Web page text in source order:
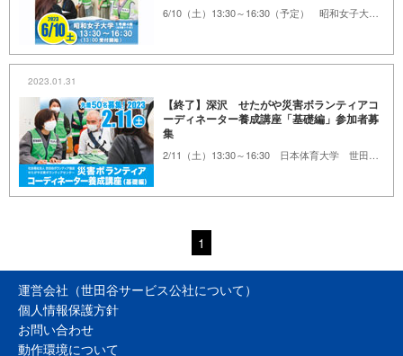
2023.01.31
【終了】深沢 せたがや災害ボランティアコ
ーディネーター養成講座「基礎編」参加者募
集
1
運営会社（世田谷サービス公社について）
個人情報保護方針
お問い合わせ
動作環境について